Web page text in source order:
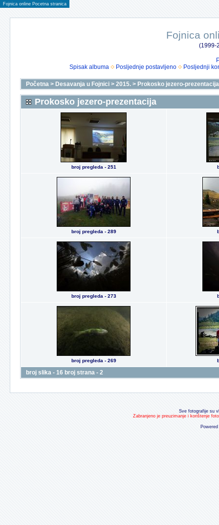
Fojnica online Pocetna stranica
Fojnica
(1999-
Spisak albuma
Posljednje postavljeno Posljednji
Početna > Desavanja u Fojnici > 2015. > Prokosko jezero-prezentacija
Prokosko jezero-prezentacija
broj pregleda - 251
broj pregleda - 289
broj pregleda - 273
broj pregleda - 269
broj slika - 16 broj strana - 2
Sve fotografije su
Zabranjeno je preuzimanje i korištenje